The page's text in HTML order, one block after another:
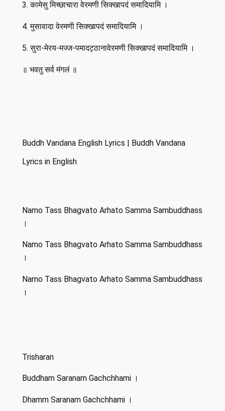
3. कामेसु मिच्छाचारा वेरमणी सिक्खापदं समादियामि ।
4. मुसावादा वेरमणी सिक्खापदं समादियामि ।
5. सुरा-मेरय-मज्ज-पमादट्ठानावेरमणी सिक्खापदं समादियामि ।
॥ भवतु सर्व मंगलं ॥
Buddh Vandana English Lyrics | Buddh Vandana
Lyrics in English
Namo Tass Bhagvato Arhato Samma Sambuddhass
।
Namo Tass Bhagvato Arhato Samma Sambuddhass
।
Namo Tass Bhagvato Arhato Samma Sambuddhass
।
Trisharan
Buddham Saranam Gachchhami ।
Dhamm Saranam Gachchhami ।